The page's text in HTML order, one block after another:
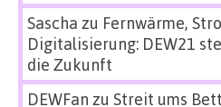
Sascha zu Fernwärme,
Digitalisierung: DEW21
die Zukunft
DEWFan zu Streit ums